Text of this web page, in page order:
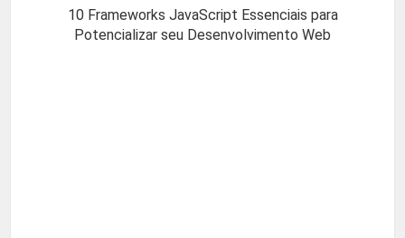
10 Frameworks JavaScript Essenciais para
Potencializar seu Desenvolvimento Web